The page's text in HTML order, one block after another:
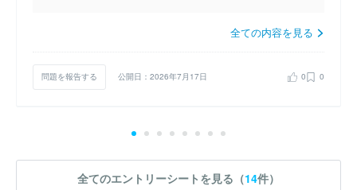
全ての内容を見る
問題を報告する 公開日：2026年7月17日 0 0
全てのエントリーシートを見る（14件）